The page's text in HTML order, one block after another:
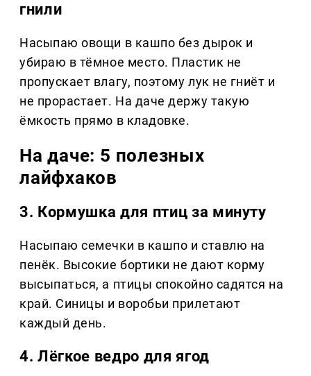
гнили
Насыпаю овощи в кашпо без дырок и
убираю в тёмное место. Пластик не
пропускает влагу, поэтому лук не гниёт и
не прорастает. На даче держу такую
ёмкость прямо в кладовке.
На даче: 5 полезных
лайфхаков
3. Кормушка для птиц за минуту
Насыпаю семечки в кашпо и ставлю на
пенёк. Высокие бортики не дают корму
высыпаться, а птицы спокойно садятся на
край. Синицы и воробьи прилетают
каждый день.
4. Лёгкое ведро для ягод